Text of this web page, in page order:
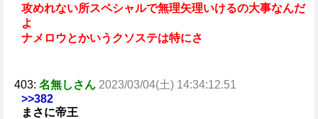
攻めれない所スペシャルで無理矢理いけるの大事なんだ
よ
ナメロウとかいうクソステは特にさ
403: 名無しさん 2023/03/04(土) 14:34:12.51
>>382
まさに帝王